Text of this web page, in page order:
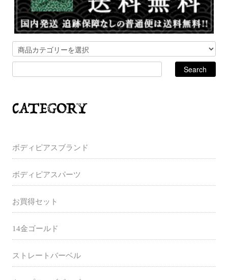
ボディピアスブランド
ボディピアスパーツ
お買得セット
14金ゴールド
ストレートバーベル